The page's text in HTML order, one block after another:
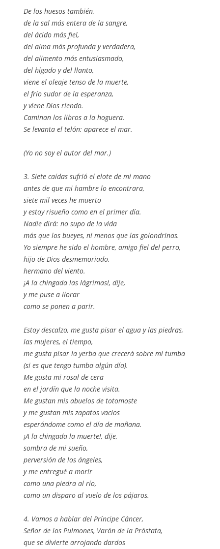
De los huesos también,
de la sal más entera de la sangre,
del ácido más fiel,
del alma más profunda y verdadera,
del alimento más entusiasmado,
del hígado y del llanto,
viene el oleaje tenso de la muerte,
el frío sudor de la esperanza,
y viene Dios riendo.
Caminan los libros a la hoguera.
Se levanta el telón: aparece el mar.
(Yo no soy el autor del mar.)
3. Siete caídas sufrió el elote de mi mano
antes de que mi hambre lo encontrara,
siete mil veces he muerto
y estoy risueño como en el primer día.
Nadie dirá: no supo de la vida
más que los bueyes, ni menos que las golondrinas.
Yo siempre he sido el hombre, amigo fiel del perro,
hijo de Dios desmemoriado,
hermano del viento.
¡A la chingada las lágrimas!, dije,
y me puse a llorar
como se ponen a parir.
Estoy descalzo, me gusta pisar el agua y las piedras,
las mujeres, el tiempo,
me gusta pisar la yerba que crecerá sobre mi tumba
(si es que tengo tumba algún día).
Me gusta mi rosal de cera
en el jardín que la noche visita.
Me gustan mis abuelos de totomoste
y me gustan mis zapatos vacíos
esperándome como el día de mañana.
¡A la chingada la muerte!, dije,
sombra de mi sueño,
perversión de los ángeles,
y me entregué a morir
como una piedra al río,
como un disparo al vuelo de los pájaros.
4. Vamos a hablar del Príncipe Cáncer,
Señor de los Pulmones, Varón de la Próstata,
que se divierte arrojando dardos